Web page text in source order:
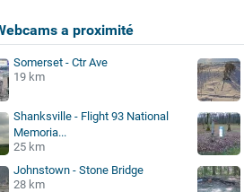
a proximité
Somerset - Ctr Ave
19 km
Shanksville - Flight 93 National
Memoria...
25 km
Johnstown - Stone Bridge
28 km